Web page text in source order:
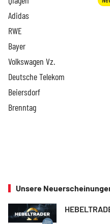
Adidas
RWE
Bayer
Volkswagen Vz.
Deutsche Telekom
Beiersdorf
Brenntag
Unsere